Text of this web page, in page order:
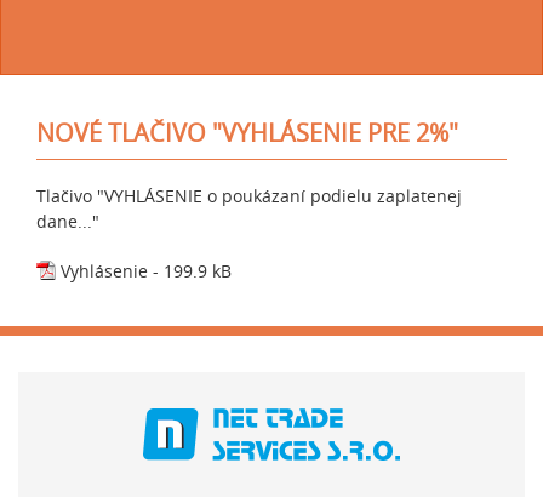
NOVÉ TLAČIVO "VYHLÁSENIE PRE 2%"
Tlačivo "VYHLÁSENIE o poukázaní podielu zaplatenej
dane..."
Vyhlásenie - 199.9 kB